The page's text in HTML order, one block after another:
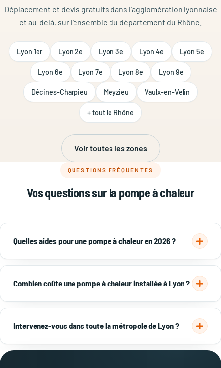
Déplacement et devis gratuits dans l'agglomération lyonnaise
et au-delà, sur l'ensemble du département du Rhône.
Lyon 1er Lyon 2e Lyon 3e Lyon 4e Lyon 5e
Lyon 6e Lyon 7e Lyon 8e Lyon 9e
Décines-Charpieu Meyzieu Vaulx-en-Velin
+ tout le Rhône
Voir toutes les zones
QUESTIONS FRÉQUENTES
Vos questions sur la pompe à chaleur
Quelles aides pour une pompe à chaleur en 2026 ?
Plusieurs aides à la rénovation énergétique, cumulables,
peuvent atteindre jusqu'à 9 000 €. Ankial vous oriente vers
les solutions éligibles et, avec ses partenaires, vous
accompagne pour les déduire de votre devis.Voir le détail
Combien coûte une pompe à chaleur installée à Lyon ?
Une PAC air/air démarre à 4 500 € TTC, une PAC air/eau à 9
000 € TTC pose comprise, avant aides. Le reste à charge est
souvent réduit de moitié grâce aux subventions.Voir tous les
prix →
Intervenez-vous dans toute la métropole de Lyon ?
Oui : Lyon, Villeurbanne, Décines-Charpieu, Meyzieu, Bron,